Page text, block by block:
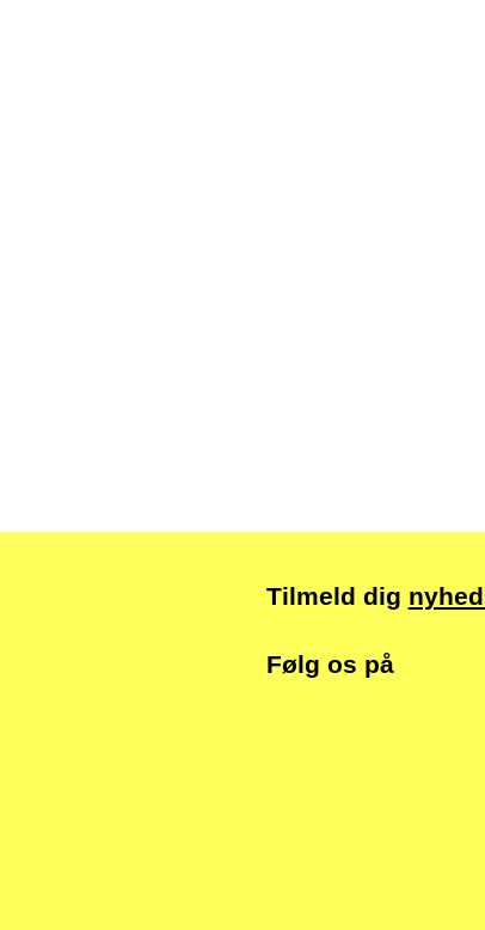
Tilmeld dig
Følg os på